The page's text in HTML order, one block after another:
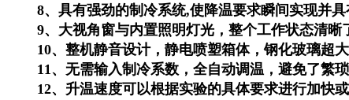
8、具有强劲的制冷系统,使降温要求瞬间实现并
9、大视角窗与内置照明灯光，整个工作状态清晰
10、整机静音设计，静电喷塑箱体，钢化玻璃超
11、 无需输入制冷系数，全自动调温，避免了繁
12、 升温速度可以根据实验的具体要求进行加快或